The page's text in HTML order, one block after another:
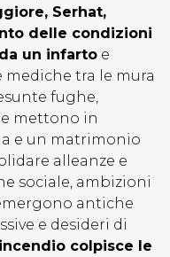
Serhat,
delle condizioni
un infarto e
tra le mura
fughe,
mettono in
e un matrimonio
alleanze e
sociale, ambizioni
antiche
e desideri di
colpisce le